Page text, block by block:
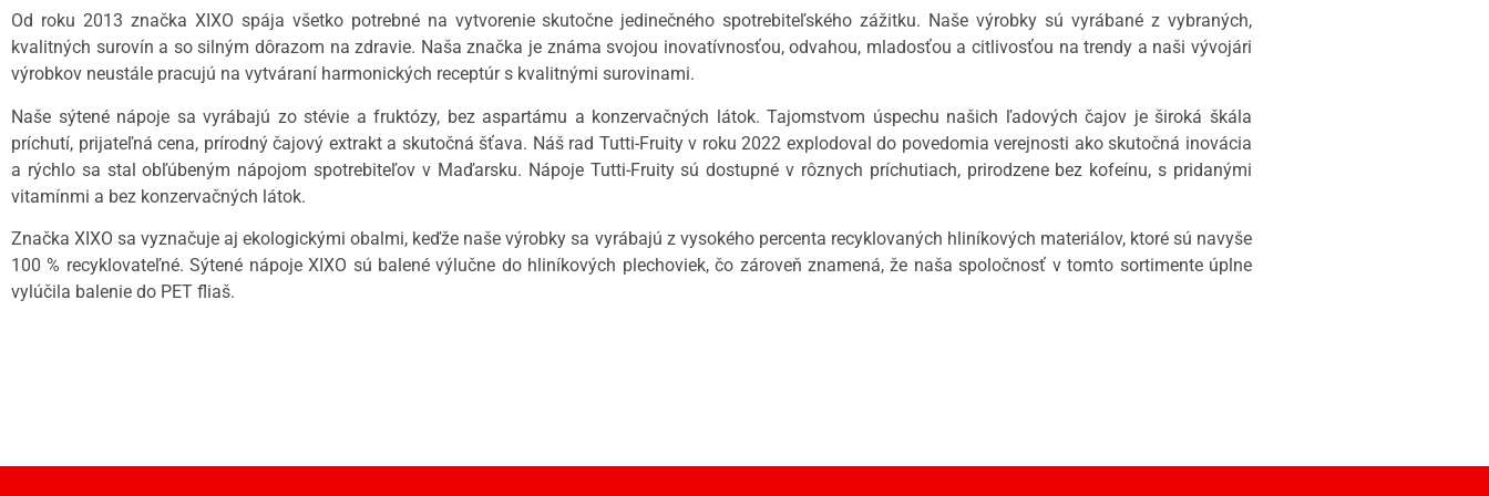
Od roku 2013 značka XIXO spája všetko potrebné na vytvorenie skutočne jedinečného spotrebiteľského zážitku. Naše výrobky sú vyrábané z vybraných,
kvalitných surovín a so silným dôrazom na zdravie. Naša značka je známa svojou inovatívnosťou, odvahou, mladosťou a citlivosťou na trendy a naši vývojári
výrobkov neustále pracujú na vytváraní harmonických receptúr s kvalitnými surovinami.
Naše sýtené nápoje sa vyrábajú zo stévie a fruktózy, bez aspartámu a konzervačných látok. Tajomstvom úspechu našich ľadových čajov je široká škála
príchutí, prijateľná cena, prírodný čajový extrakt a skutočná šťava. Náš rad Tutti-Fruity v roku 2022 explodoval do povedomia verejnosti ako skutočná inovácia
a rýchlo sa stal obľúbeným nápojom spotrebiteľov v Maďarsku. Nápoje Tutti-Fruity sú dostupné v rôznych príchutiach, prirodzene bez kofeínu, s pridanými
vitamínmi a bez konzervačných látok.
Značka XIXO sa vyznačuje aj ekologickými obalmi, keďže naše výrobky sa vyrábajú z vysokého percenta recyklovaných hliníkových materiálov, ktoré sú navyše
100 % recyklovateľné. Sýtené nápoje XIXO sú balené výlučne do hliníkových plechoviek, čo zároveň znamená, že naša spoločnosť v tomto sortimente úplne
vylúčila balenie do PET fliaš.